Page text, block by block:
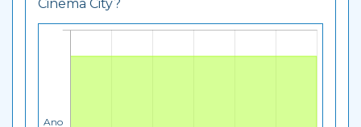
Cinema City?